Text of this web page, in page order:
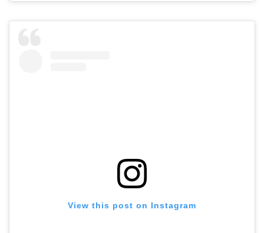
View this post on Instagram